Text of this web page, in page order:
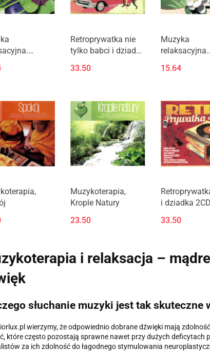
Retroprywatka nie
tylko babci i dziadka
33.50
Muzyka
relaksacyjna.
15.64
Muzykoterapia,
Krople Natury
23.50
Produkt
i dziadka 2CD
33.50
i relaksacja –
słuchanie muzyki jest tak
wierzymy, że odpowiednio dobrane dźwięki mają
które często pozostają sprawne nawet przy dużych deficytach
za ich zdolność do łagodnego stymulowania